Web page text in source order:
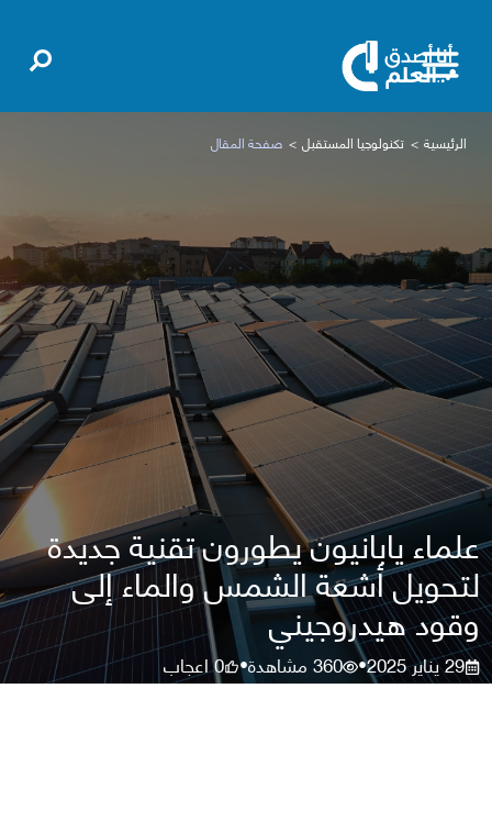
الرئيسية تكنولوجيا المستقبل صفحة المقال
علماء يابانيون يطورون تقنية جديدة
لتحويل أشعة الشمس والماء إلى
وقود هيدروجيني
29 يناير 2025 •
360مشاهدة•
0اعجاب